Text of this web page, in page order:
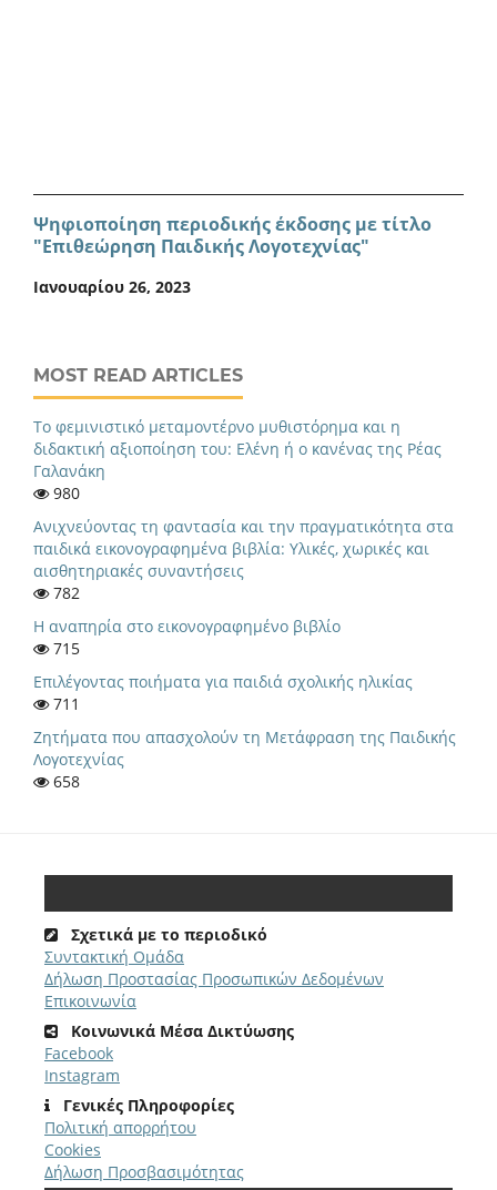
Ψηφιοποίηση περιοδικής έκδοσης με τίτλο
"Επιθεώρηση Παιδικής Λογοτεχνίας"
Ιανουαρίου 26, 2023
MOST READ ARTICLES
Το φεμινιστικό μεταμοντέρνο μυθιστόρημα και η
διδακτική αξιοποίηση του: Ελένη ή ο κανένας της Ρέας
Γαλανάκη
980
Ανιχνεύοντας τη φαντασία και την πραγματικότητα στα
παιδικά εικονογραφημένα βιβλία: Υλικές, χωρικές και
αισθητηριακές συναντήσεις
782
Η αναπηρία στο εικονογραφημένο βιβλίο
715
Eπιλέγοντας ποιήματα για παιδιά σχολικής ηλικίας
711
Ζητήματα που απασχολούν τη Μετάφραση της Παιδικής
Λογοτεχνίας
658
Σχετικά με το περιοδικό
Συντακτική Ομάδα
Δήλωση Προστασίας Προσωπικών Δεδομένων
Επικοινωνία
Κοινωνικά Μέσα Δικτύωσης
Facebook
Instagram
Γενικές Πληροφορίες
Πολιτική απορρήτου
Cookies
Δήλωση Προσβασιμότητας